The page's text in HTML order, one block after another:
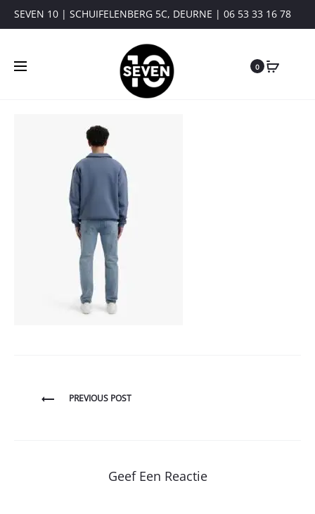
SEVEN 10 | SCHUIFELENBERG 5C, DEURNE | 06 53 33 16 78
0
BerichtPREVIOUS POST
Geef Een Reactie